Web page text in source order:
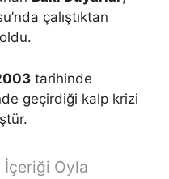
çalıştıktan
tarihinde
geçirdiği kalp krizi
İçeriği Oyla